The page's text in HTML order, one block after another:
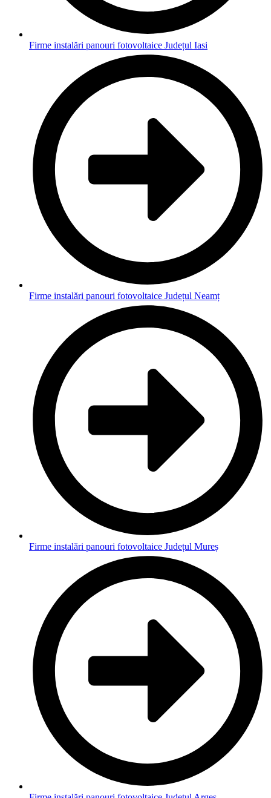
Firme instalări panouri fotovoltaice Județul Iasi
Firme instalări panouri fotovoltaice Județul Neamț
Firme instalări panouri fotovoltaice Județul Mureș